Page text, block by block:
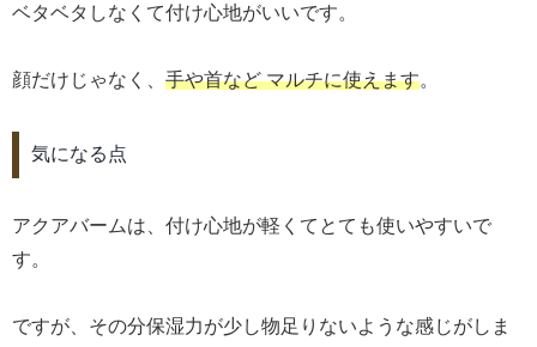
ベタベタしなくて付け心地がいいです。
顔だけじゃなく、 手や首など マルチに使えます。
気になる点
アクアバームは、付け心地が軽くてとても使いやすいで
す。
ですが、その分保湿力が少し物足りないような感じがしま